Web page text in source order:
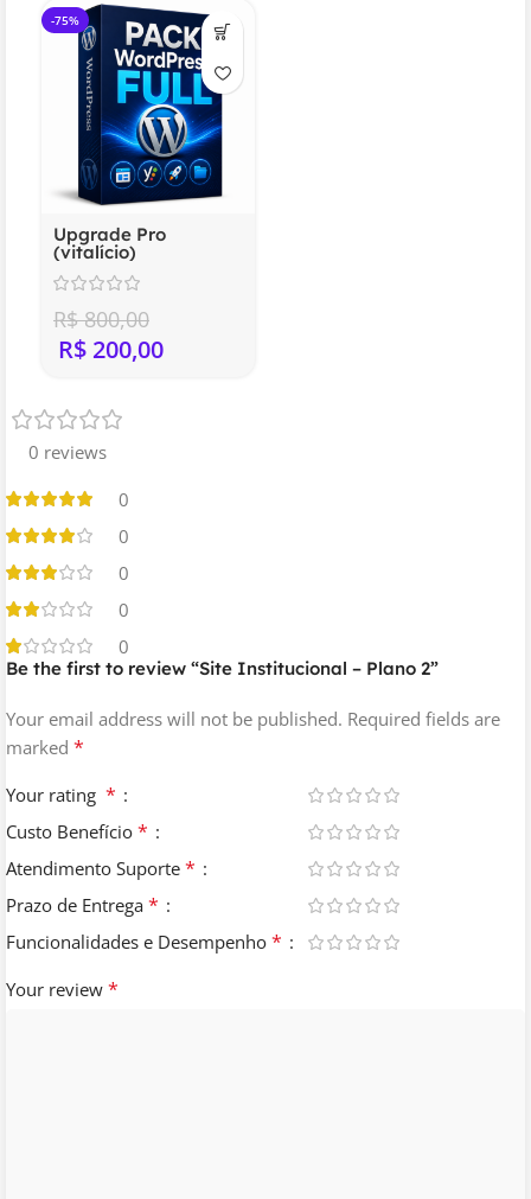
-75%
Upgrade Pro
(vitalício)
R$800,00
R$ 200,00
0 reviews
0
0
0
0
0
Be the first to review “Site Institucional – Plano 2”
Your email address will not be published. Required fields are
marked *
Your rating *
Custo Benefício *
Atendimento Suporte *
Prazo de Entrega *
Funcionalidades e Desempenho *
Your review *